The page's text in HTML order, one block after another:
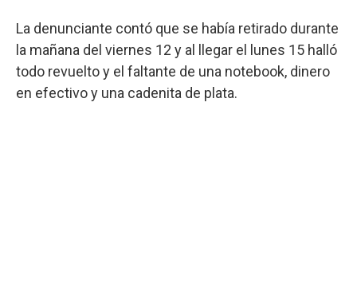
La denunciante contó que se había retirado durante
la mañana del viernes 12 y al llegar el lunes 15 halló
todo revuelto y el faltante de una notebook, dinero
en efectivo y una cadenita de plata.